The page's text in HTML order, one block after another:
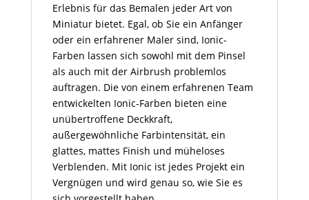
Erlebnis für das Bemalen jeder Art von
Miniatur bietet. Egal, ob Sie ein Anfänger
oder ein erfahrener Maler sind, Ionic-
Farben lassen sich sowohl mit dem Pinsel
als auch mit der Airbrush problemlos
auftragen. Die von einem erfahrenen Team
entwickelten Ionic-Farben bieten eine
unübertroffene Deckkraft,
außergewöhnliche Farbintensität, ein
glattes, mattes Finish und müheloses
Verblenden. Mit Ionic ist jedes Projekt ein
Vergnügen und wird genau so, wie Sie es